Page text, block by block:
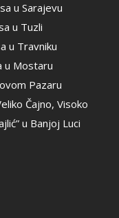
u Sarajevu
u Tuzli
u Travniku
u Mostaru
Pazaru
Čajno, Visoko
u Banjoj Luci